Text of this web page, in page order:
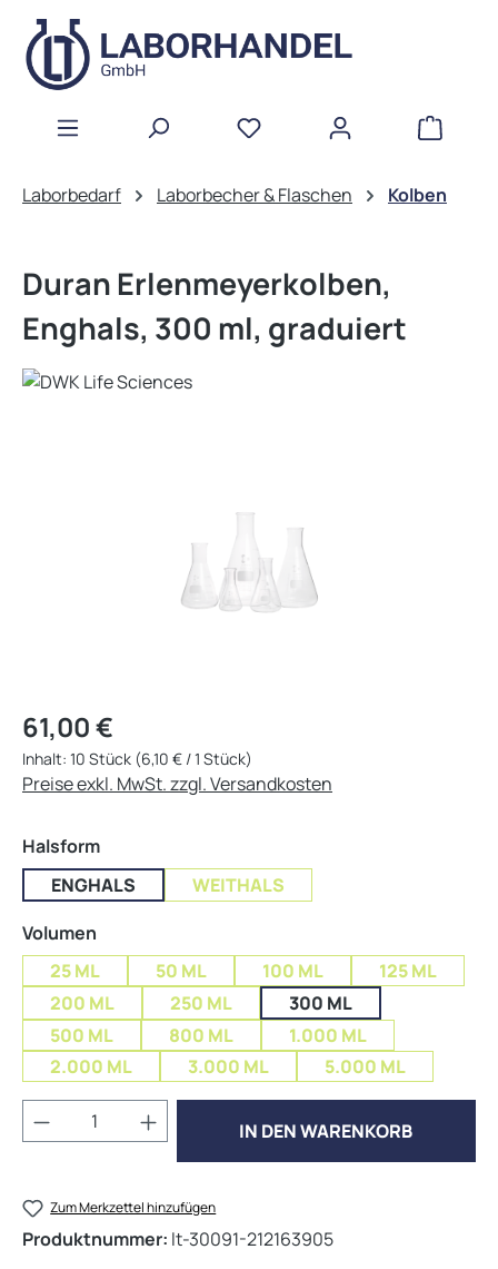
Zum Hauptinhalt springen
Laborbedarf Laborbecher & Flaschen Kolben
Duran Erlenmeyerkolben,
Enghals, 300 ml, graduiert
Regulärer Preis:
61,00 €
Inhalt: 10 Stück (6,10 € / 1 Stück)
Preise exkl. MwSt. zzgl. Versandkosten
Halsformauswählen
ENGHALS
WEITHALS
Volumen
25 ML
50 ML 100 ML
125 ML
200 ML
250 ML
300 ML
500 ML
800 ML
1.000 ML
2.000 ML
3.000 ML 5.000 ML
Produkt Anzahl: Gib den gewünschten
IN DEN WARENKORB
Zum Merkzettel hinzufügen
Produktnummer: lt-30091-212163905